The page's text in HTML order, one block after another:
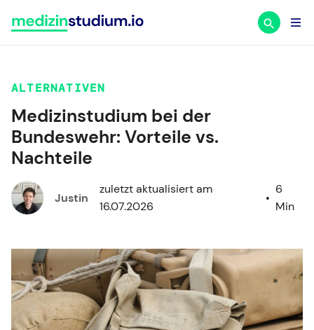
Inhalt
springen
ALTERNATIVEN
Medizinstudium bei der
Bundeswehr: Vorteile vs.
Nachteile
Justin
zuletzt aktualisiert am
16.07.2026
•
6
Min